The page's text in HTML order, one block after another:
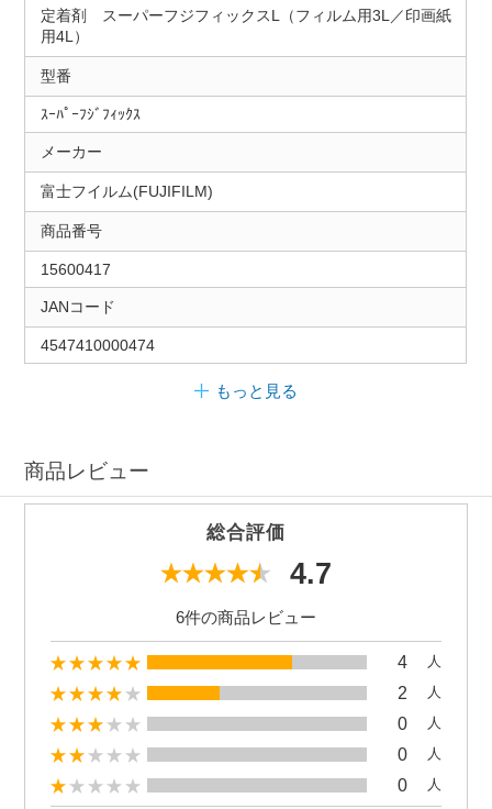
定着剤 スーパーフジフィックスL（フィルム用3L／印画紙
用4L）
型番
ｽｰﾊﾟｰﾌｼﾞﾌｨｯｸｽ
メーカー
富士フイルム(FUJIFILM)
商品番号
15600417
JANコード
4547410000474
もっと見る
商品レビュー
総合評価
4.7
6件の商品レビュー
4 人
2 人
0 人
0 人
0 人